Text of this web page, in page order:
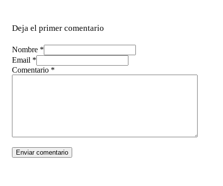
Deja el primer comentario
Nombre *
Email *
Comentario *